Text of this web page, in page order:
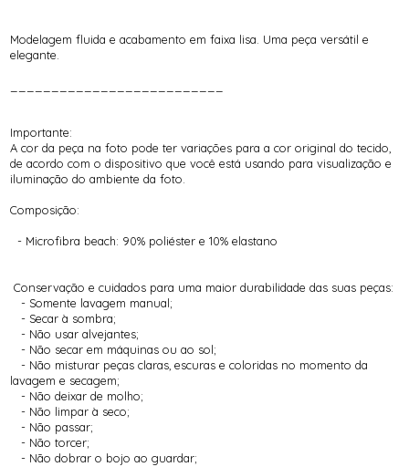
Modelagem fluida e acabamento em faixa lisa. Uma peça versátil e
elegante.
Importante:
A cor da peça na foto pode ter variações para a cor original do tecido,
de acordo com o dispositivo que você está usando para visualização e
iluminação do ambiente da foto.
Composição:
- Microfibra beach: 90% poliéster e 10% elastano
Conservação e cuidados para uma maior durabilidade das suas peças:
- Somente lavagem manual;
- Secar à sombra;
- Não usar alvejantes;
- Não secar em máquinas ou ao sol;
- Não misturar peças claras, escuras e coloridas no momento da
lavagem e secagem;
- Não deixar de molho;
- Não limpar à seco;
- Não passar;
- Não torcer;
- Não dobrar o bojo ao guardar;